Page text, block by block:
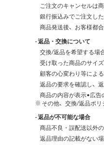
ご注文のキャンセルは
銀行振込みでご注文し
商品発送後、お客様都
- 返品・交換について
交換/返品を希望する場
受け取った商品のサイ
顧客の心変わり等によ
返品の要求を確認し、
商品の内容が表示•広告
※ その他、交換/返品ポリ
- 返品が不可能な場合
商品不良・誤配送以外
返品理由の記載がない